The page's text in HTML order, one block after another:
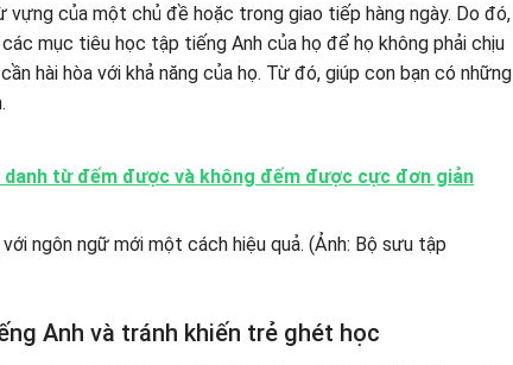
vựng của một chủ đề hoặc trong giao tiếp hàng ngày. Do đó,
mục tiêu học tập tiếng Anh của họ để họ không phải chịu
hài hòa với khả năng của họ. Từ đó, giúp con bạn có những
danh từ đếm được và không đếm được cực đơn giản
Anh và tránh khiến trẻ ghét học